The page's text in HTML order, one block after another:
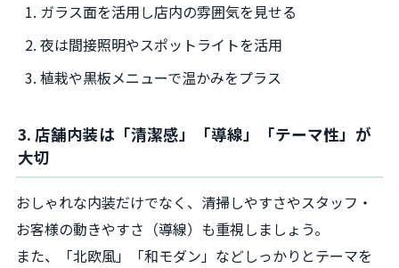
ガラス面を活用し店内の雰囲気を見せる
夜は間接照明やスポットライトを活用
植栽や黒板メニューで温かみをプラス
3. 店舗内装は「清潔感」「導線」「テーマ性」が
大切
おしゃれな内装だけでなく、清掃しやすさやスタッフ・
お客様の動きやすさ（導線）も重視しましょう。
また、「北欧風」「和モダン」などしっかりとテーマを